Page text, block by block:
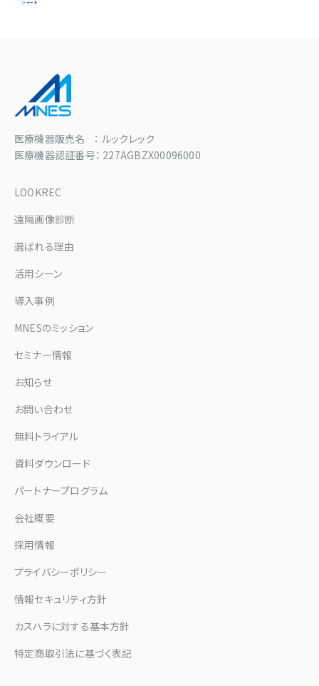
ツイート
医療機器販売名 ： ルックレック
医療機器認証番号： 227AGBZX00096000
LOOKREC
遠隔画像診断
選ばれる理由
活用シーン
導入事例
MNESのミッション
セミナー情報
お知らせ
お問い合わせ
無料トライアル
資料ダウンロード
パートナープログラム
会社概要
採用情報
プライバシーポリシー
情報セキュリティ方針
カスハラに対する基本方針
特定商取引法に基づく表記